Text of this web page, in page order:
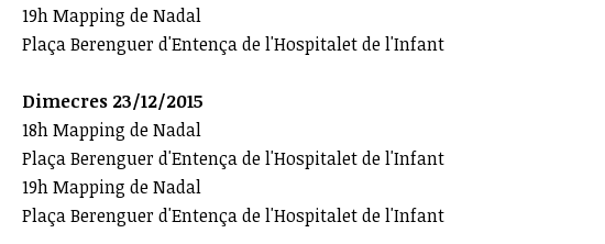
19h Mapping de Nadal
Plaça Berenguer d'Entença de l'Hospitalet de l'Infant
Dimecres 23/12/2015
18h Mapping de Nadal
Plaça Berenguer d'Entença de l'Hospitalet de l'Infant
19h Mapping de Nadal
Plaça Berenguer d'Entença de l'Hospitalet de l'Infant